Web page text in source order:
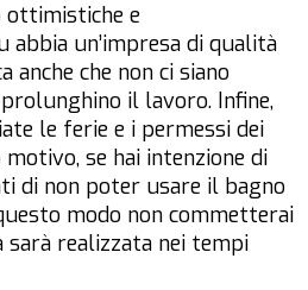
ottimistiche e
abbia un’impresa di qualità
che non ci siano
il lavoro. Infine,
le ferie e i permessi dei
se hai intenzione di
di non poter usare il bagno
modo non commetterai
realizzata nei tempi